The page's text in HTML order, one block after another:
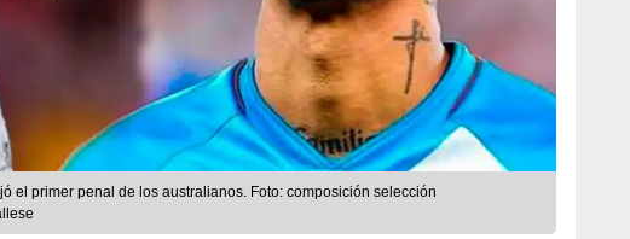
el primer penal de los australianos. Foto: composición selección